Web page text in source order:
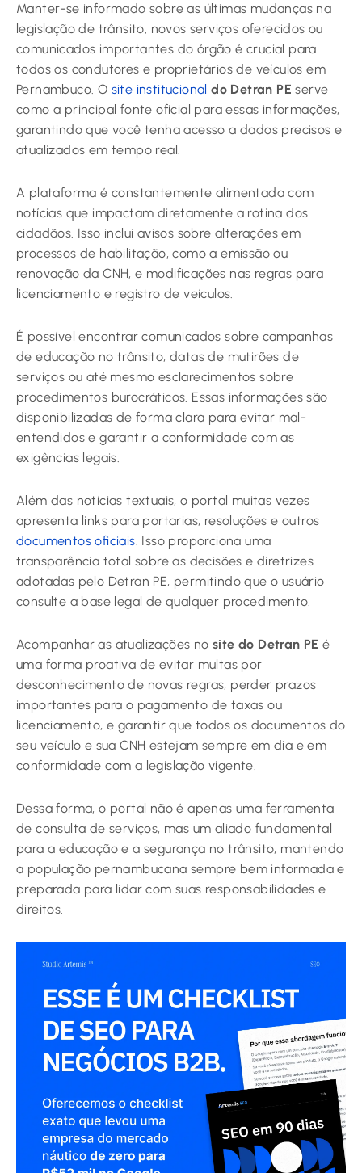
Manter-se informado sobre as últimas mudanças na
legislação de trânsito, novos serviços oferecidos ou
comunicados importantes do órgão é crucial para
todos os condutores e proprietários de veículos em
Pernambuco. O site institucional do Detran PE serve
como a principal fonte oficial para essas informações,
garantindo que você tenha acesso a dados precisos e
atualizados em tempo real.
A plataforma é constantemente alimentada com
notícias que impactam diretamente a rotina dos
cidadãos. Isso inclui avisos sobre alterações em
processos de habilitação, como a emissão ou
renovação da CNH, e modificações nas regras para
licenciamento e registro de veículos.
É possível encontrar comunicados sobre campanhas
de educação no trânsito, datas de mutirões de
serviços ou até mesmo esclarecimentos sobre
procedimentos burocráticos. Essas informações são
disponibilizadas de forma clara para evitar mal-
entendidos e garantir a conformidade com as
exigências legais.
Além das notícias textuais, o portal muitas vezes
apresenta links para portarias, resoluções e outros
documentos oficiais. Isso proporciona uma
transparência total sobre as decisões e diretrizes
adotadas pelo Detran PE, permitindo que o usuário
consulte a base legal de qualquer procedimento.
Acompanhar as atualizações no site do Detran PE é
uma forma proativa de evitar multas por
desconhecimento de novas regras, perder prazos
importantes para o pagamento de taxas ou
licenciamento, e garantir que todos os documentos do
seu veículo e sua CNH estejam sempre em dia e em
conformidade com a legislação vigente.
Dessa forma, o portal não é apenas uma ferramenta
de consulta de serviços, mas um aliado fundamental
para a educação e a segurança no trânsito, mantendo
a população pernambucana sempre bem informada e
preparada para lidar com suas responsabilidades e
direitos.